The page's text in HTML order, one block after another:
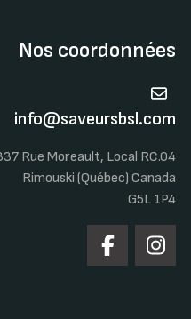
Nos coordonnées
info@saveursbsl.com
Rue Moreault, Local RC.04
Rimouski (Québec) Canada
G5L 1P4